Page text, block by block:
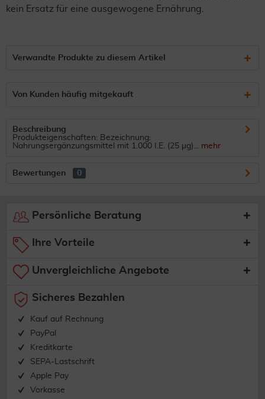
kein Ersatz für eine ausgewogene Ernährung.
Verwandte Produkte zu diesem Artikel
Von Kunden häufig mitgekauft
Beschreibung
Produkteigenschaften: Bezeichnung:
Nahrungsergänzungsmittel mit 1.000 I.E. (25 µg)... mehr
Bewertungen 0
Persönliche Beratung
Ihre Vorteile
Unvergleichliche Angebote
Sicheres Bezahlen
Kauf auf Rechnung
PayPal
Kreditkarte
SEPA-Lastschrift
Apple Pay
Vorkasse